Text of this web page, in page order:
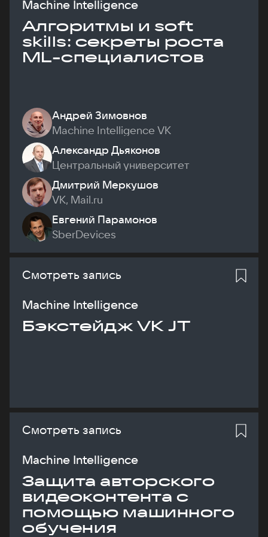
Machine Intelligence
Алгоритмы и soft
skills: секреты роста
ML-специалистов
Андрей Зимовнов
Machine Intelligence VK
Александр Дьяконов
Центральный университет
Дмитрий Меркушов
VK, Mail.ru
Евгений Парамонов
SberDevices
Смотреть запись
Machine Intelligence
Бэкстейдж VK JT
Смотреть запись
Machine Intelligence
Защита авторского
видеоконтента с
помощью машинного
обучения